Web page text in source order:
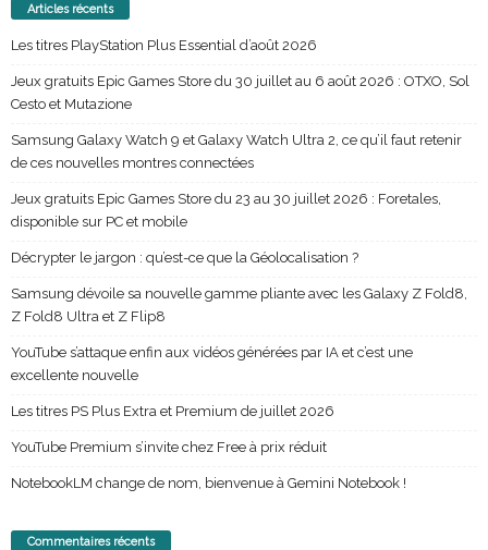
Articles récents
Les titres PlayStation Plus Essential d’août 2026
Jeux gratuits Epic Games Store du 30 juillet au 6 août 2026 : OTXO, Sol
Cesto et Mutazione
Samsung Galaxy Watch 9 et Galaxy Watch Ultra 2, ce qu’il faut retenir
de ces nouvelles montres connectées
Jeux gratuits Epic Games Store du 23 au 30 juillet 2026 : Foretales,
disponible sur PC et mobile
Décrypter le jargon : qu’est-ce que la Géolocalisation ?
Samsung dévoile sa nouvelle gamme pliante avec les Galaxy Z Fold8,
Z Fold8 Ultra et Z Flip8
YouTube s’attaque enfin aux vidéos générées par IA et c’est une
excellente nouvelle
Les titres PS Plus Extra et Premium de juillet 2026
YouTube Premium s’invite chez Free à prix réduit
NotebookLM change de nom, bienvenue à Gemini Notebook !
Commentaires récents